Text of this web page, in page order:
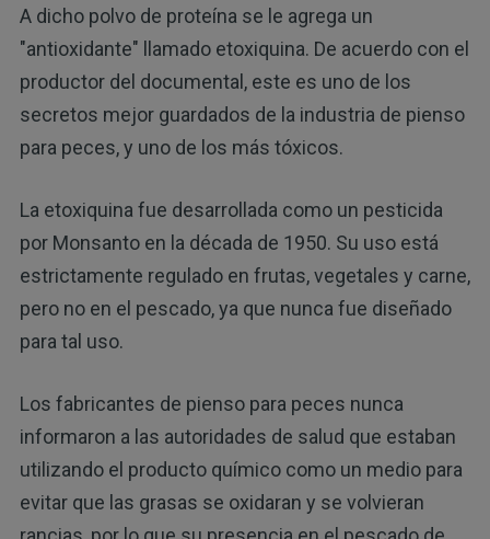
A dicho polvo de proteína se le agrega un
"antioxidante" llamado etoxiquina. De acuerdo con el
productor del documental, este es uno de los
secretos mejor guardados de la industria de pienso
para peces, y uno de los más tóxicos.
La etoxiquina fue desarrollada como un pesticida
por Monsanto en la década de 1950. Su uso está
estrictamente regulado en frutas, vegetales y carne,
pero no en el pescado, ya que nunca fue diseñado
para tal uso.
Los fabricantes de pienso para peces nunca
informaron a las autoridades de salud que estaban
utilizando el producto químico como un medio para
evitar que las grasas se oxidaran y se volvieran